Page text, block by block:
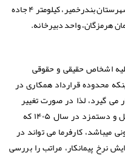
ب- استان هرمزگان، شهرستان بندرخمير، كيلومتر ۴ جاده
هرمزگان، واحد دبیرخانه.
اشخاص حقیقی و حقوقی
محدوده قرارداد همکاری در
و ۱۴۰۵ قرار می گیرد، لذا در صورت تغییر
فاحش هزینه های حمل و دستمزد در سال ۱۴۰۵ که
میباشد، کارفرما می تواند در
نرخ پیمانکار، مراتب را بررسی